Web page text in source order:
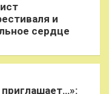
и
сердце